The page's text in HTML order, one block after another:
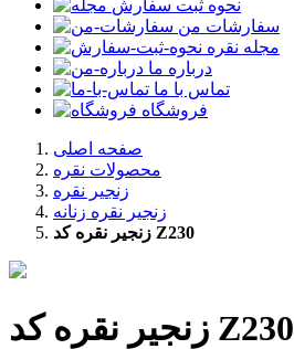
نحوه ثبت سفارش
سفارشات من
مجله نقره
درباره ما
تماس با ما
فروشگاه
صفحه اصلی
محصولات نقره
زنجیر نقره
زنجیر نقره زنانه
زنجیر نقره کد Z230
زنجیر نقره کد Z230